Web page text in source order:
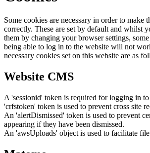
Some cookies are necessary in order to make
correctly. These are set by default and whilst
them by changing your browser settings,
being able to log in to the website will not
necessary cookies set on this website are as
Website CMS
A 'sessionid' token is required for logging in to
'crfstoken' token is used to prevent cross site
An 'alertDismissed' token is used to prevent
appearing if they have been dismissed.
An 'awsUploads' object is used to facilitate